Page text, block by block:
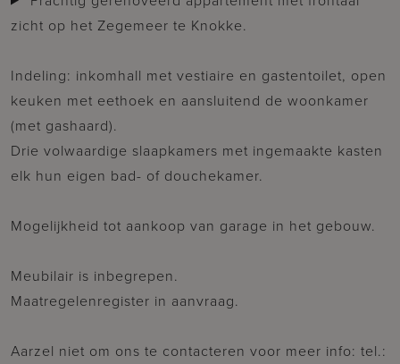
zicht op het Zegemeer te Knokke.
Indeling: inkomhall met vestiaire en gastentoilet, open
keuken met eethoek en aansluitend de woonkamer
(met gashaard).
Drie volwaardige slaapkamers met ingemaakte kasten
elk hun eigen bad- of douchekamer.
Mogelijkheid tot aankoop van garage in het gebouw.
Meubilair is inbegrepen.
Maatregelenregister in aanvraag.
Aarzel niet om ons te contacteren voor meer info: tel.: